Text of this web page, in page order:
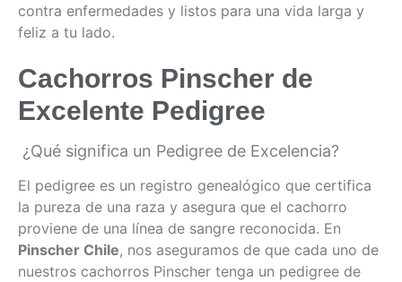
contra enfermedades y listos para una vida larga y
feliz a tu lado.
Cachorros Pinscher de
Excelente Pedigree
¿Qué significa un Pedigree de Excelencia?
El pedigree es un registro genealógico que certifica
la pureza de una raza y asegura que el cachorro
proviene de una línea de sangre reconocida. En
Pinscher Chile, nos aseguramos de que cada uno de
nuestros cachorros Pinscher tenga un pedigree de